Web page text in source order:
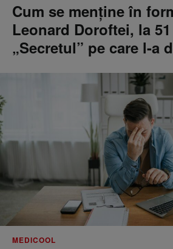
Cum se menţine în
Leonard Doroftei, la
„Secretul” pe care l-a
MEDICOOL